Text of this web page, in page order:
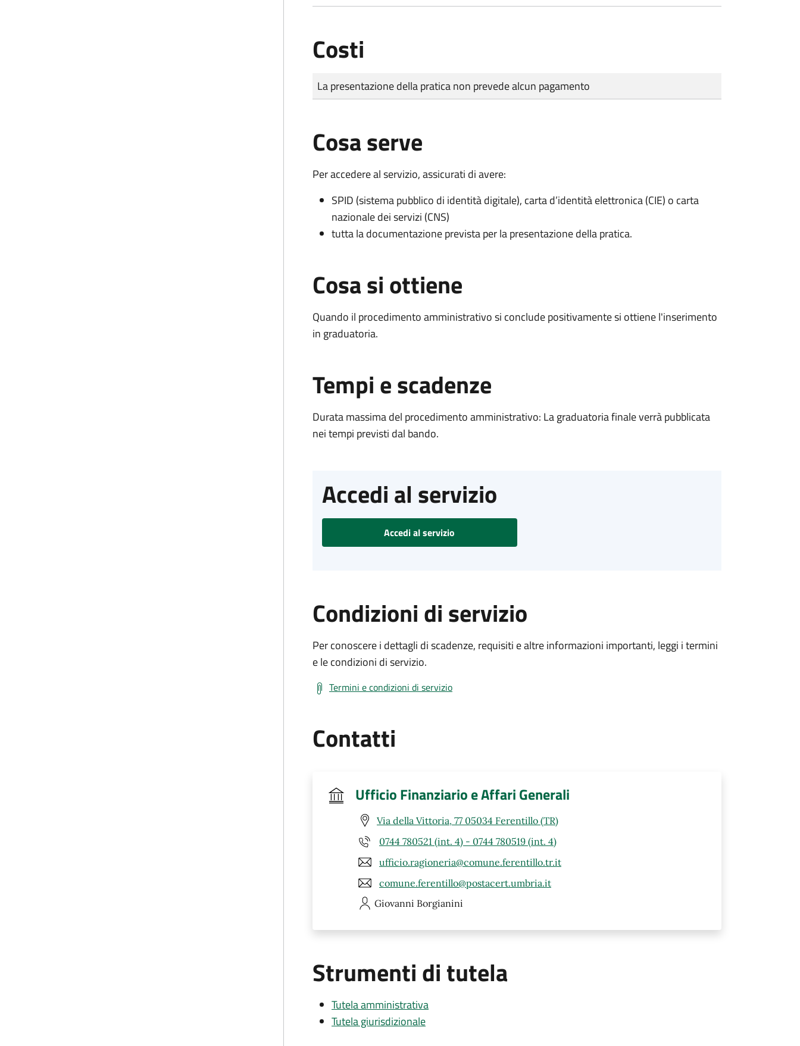
Costi
Tipo di pagamento
Importo
La presentazione della pratica non prevede alcun pagamento
Cosa serve
Per accedere al servizio, assicurati di avere:
SPID (sistema pubblico di identità digitale), carta d’identità elettronica (CIE) o carta
nazionale dei servizi (CNS)
tutta la documentazione prevista per la presentazione della pratica.
Cosa si ottiene
Quando il procedimento amministrativo si conclude positivamente si ottiene l'inserimento
in graduatoria.
Tempi e scadenze
Durata massima del procedimento amministrativo: La graduatoria finale verrà pubblicata
nei tempi previsti dal bando.
Accedi al servizio
Accedi al servizio
Condizioni di servizio
Per conoscere i dettagli di scadenze, requisiti e altre informazioni importanti, leggi i termini
e le condizioni di servizio.
Termini e condizioni di servizio
Contatti
Ufficio Finanziario e Affari Generali
Via della Vittoria, 77 05034 Ferentillo (TR)
0744 780521 (int. 4) - 0744 780519 (int. 4)
ufficio.ragioneria@comune.ferentillo.tr.it
comune.ferentillo@postacert.umbria.it
Giovanni Borgianini
Strumenti di tutela
Tutela amministrativa
Tutela giurisdizionale